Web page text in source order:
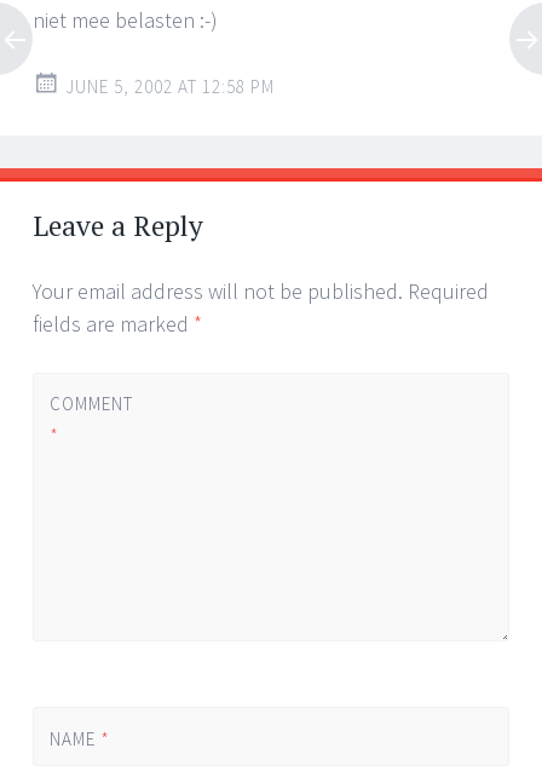
niet mee belasten :-)
JUNE 5, 2002 AT 12:58 PM
Leave a Reply
Your email address will not be published. Required
fields are marked *
COMMENT
*
NAME *